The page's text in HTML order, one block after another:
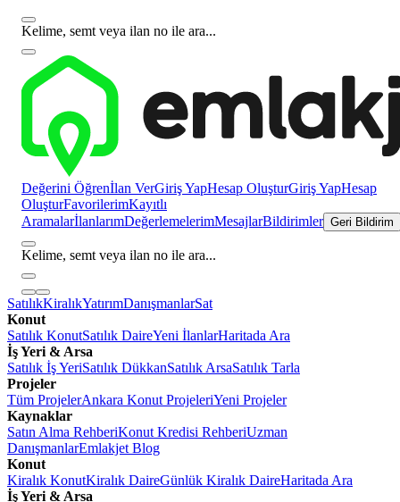
Kelime, semt veya ilan no ile ara...
Değerini Öğrenİlan VerGiriş YapHesap OluşturGiriş YapHesap
OluşturFavorilerimKayıtlı
AramalarİlanlarımDeğerlemelerimMesajlarBildirimler Geri Bildirim
Kelime, semt veya ilan no ile ara...
SatılıkKiralıkYatırımDanışmanlarSat
Konut
Satılık KonutSatılık DaireYeni İlanlarHaritada Ara
İş Yeri & Arsa
Satılık İş YeriSatılık DükkanSatılık ArsaSatılık Tarla
Projeler
Tüm ProjelerAnkara Konut ProjeleriYeni Projeler
Kaynaklar
Satın Alma RehberiKonut Kredisi RehberiUzman
DanışmanlarEmlakjet Blog
Konut
Kiralık KonutKiralık DaireGünlük Kiralık DaireHaritada Ara
İş Yeri & Arsa